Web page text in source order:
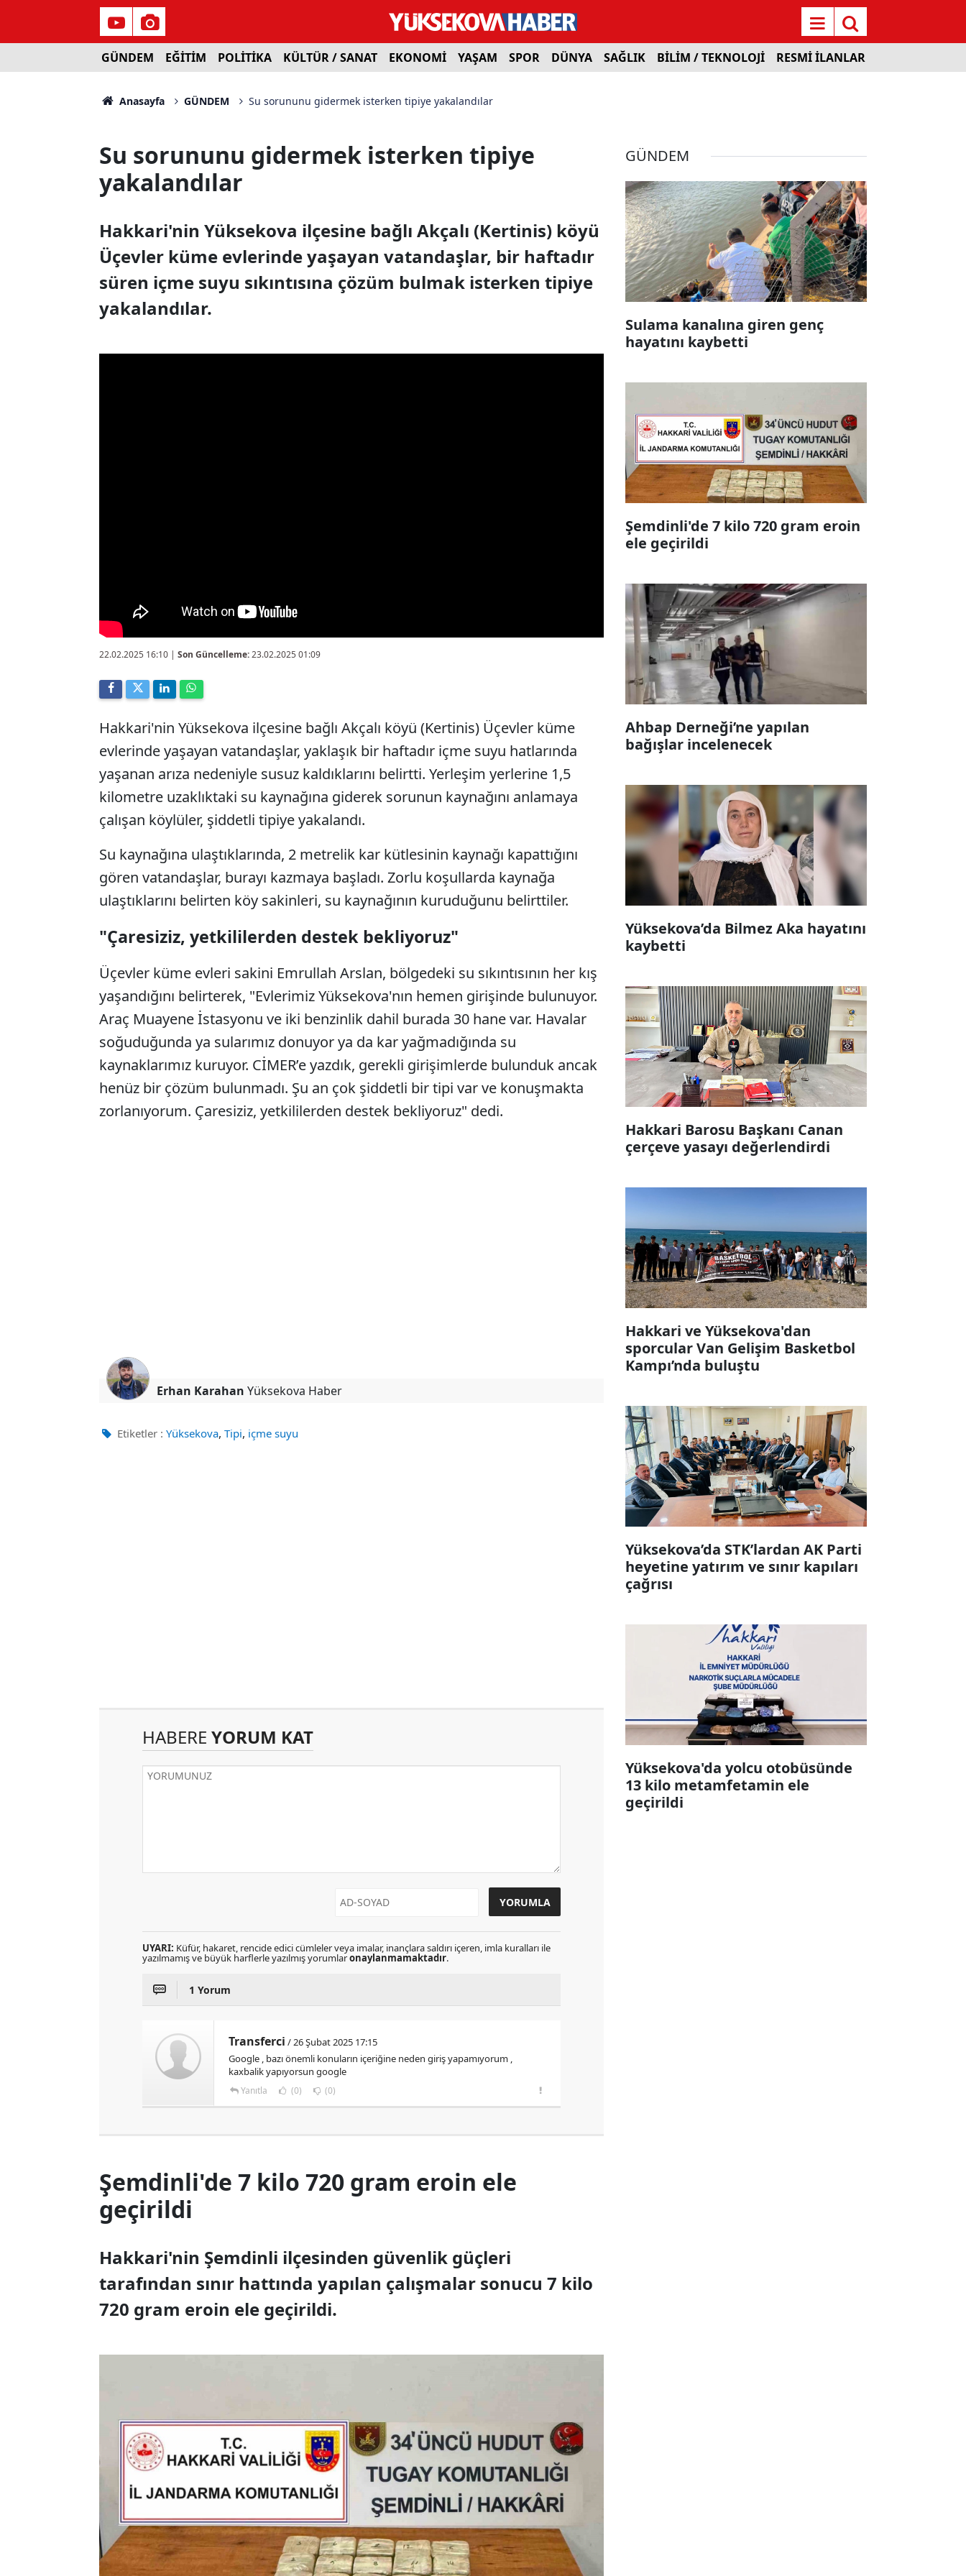
GÜNDEM EĞİTİM POLİTİKA KÜLTÜR / SANAT EKONOMİ YAŞAM SPOR DÜNYA SAĞLIK BİLİM / TEKNOLOJİ RESMİ İLANLAR
Anasayfa GÜNDEM Su sorununu gidermek isterken tipiye yakalandılar
Su sorununu gidermek isterken tipiye
yakalandılar
Hakkari'nin Yüksekova ilçesine bağlı Akçalı (Kertinis) köyü
Üçevler küme evlerinde yaşayan vatandaşlar, bir haftadır
süren içme suyu sıkıntısına çözüm bulmak isterken tipiye
yakalandılar.
22.02.2025 16:10 | Son Güncelleme:23.02.2025 01:09
Hakkari'nin Yüksekova ilçesine bağlı Akçalı köyü (Kertinis) Üçevler küme
evlerinde yaşayan vatandaşlar, yaklaşık bir haftadır içme suyu hatlarında
yaşanan arıza nedeniyle susuz kaldıklarını belirtti. Yerleşim yerlerine 1,5
kilometre uzaklıktaki su kaynağına giderek sorunun kaynağını anlamaya
çalışan köylüler, şiddetli tipiye yakalandı.
Su kaynağına ulaştıklarında, 2 metrelik kar kütlesinin kaynağı kapattığını
gören vatandaşlar, burayı kazmaya başladı. Zorlu koşullarda kaynağa
ulaştıklarını belirten köy sakinleri, su kaynağının kuruduğunu belirttiler.
"Çaresiziz, yetkililerden destek bekliyoruz"
Üçevler küme evleri sakini Emrullah Arslan, bölgedeki su sıkıntısının her kış
yaşandığını belirterek, "Evlerimiz Yüksekova'nın hemen girişinde bulunuyor.
Araç Muayene İstasyonu ve iki benzinlik dahil burada 30 hane var. Havalar
soğuduğunda ya sularımız donuyor ya da kar yağmadığında su
kaynaklarımız kuruyor. CİMER’e yazdık, gerekli girişimlerde bulunduk ancak
henüz bir çözüm bulunmadı. Şu an çok şiddetli bir tipi var ve konuşmakta
zorlanıyorum. Çaresiziz, yetkililerden destek bekliyoruz" dedi.
Erhan Karahan Yüksekova Haber
Etiketler : Yüksekova, Tipi, içme suyu
HABERE YORUM KAT
UYARI: Küfür, hakaret, rencide edici cümleler veya imalar, inançlara saldırı içeren, imla kuralları ile
yazılmamış ve büyük harflerle yazılmış yorumlaronaylanmamaktadır.
1 Yorum
Transferci / 26 Şubat 2025 17:15
Google , bazı önemli konuların içeriğine neden giriş yapamıyorum ,
kaxbalik yapıyorsun google
Yanıtla (0) (0)
Şemdinli'de 7 kilo 720 gram eroin ele
geçirildi
Hakkari'nin Şemdinli ilçesinden güvenlik güçleri
tarafından sınır hattında yapılan çalışmalar sonucu 7 kilo
720 gram eroin ele geçirildi.
GÜNDEM
Sulama kanalına giren genç
hayatını kaybetti
Şemdinli'de 7 kilo 720 gram eroin
ele geçirildi
Ahbap Derneği’ne yapılan
bağışlar incelenecek
Yüksekova’da Bilmez Aka hayatını
kaybetti
Hakkari Barosu Başkanı Canan
çerçeve yasayı değerlendirdi
Hakkari ve Yüksekova'dan
sporcular Van Gelişim Basketbol
Kampı’nda buluştu
Yüksekova’da STK’lardan AK Parti
heyetine yatırım ve sınır kapıları
çağrısı
Yüksekova'da yolcu otobüsünde
13 kilo metamfetamin ele
geçirildi